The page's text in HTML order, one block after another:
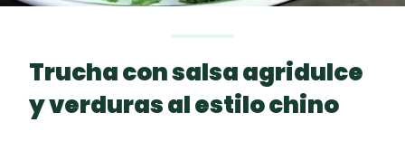
Chispas de
Chocolate
Trucha con salsa agridulce
y verduras al estilo chino